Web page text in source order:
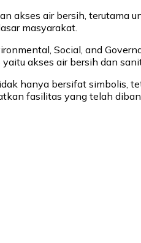
akses air bersih, terutama
masyarakat.
Social, and
akses air bersih dan
hanya bersifat
fasilitas yang telah